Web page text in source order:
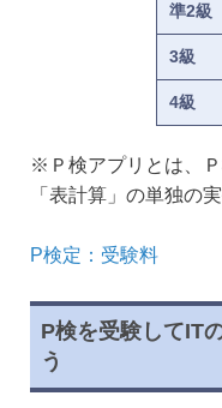
準2級
3級
4級
※Ｐ検アプリとは、Ｐ
「表計算」の単独の
P検定：受験料
P検を受験してIT
う